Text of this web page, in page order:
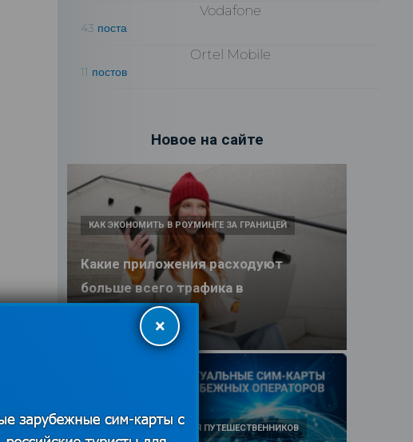
Vodafone
43 поста
Ortel Mobile
11 постов
Новое на сайте
Какие приложения расходуют
больше всего трафика в
путешествии
КАК ЭКОНОМИТЬ В РОУМИНГЕ ЗА ГРАНИЦЕЙ
25.06.2026
ПОЛЕЗНЫЕ ОБЗОРЫ ДЛЯ ПУТЕШЕСТВЕННИКОВ
×